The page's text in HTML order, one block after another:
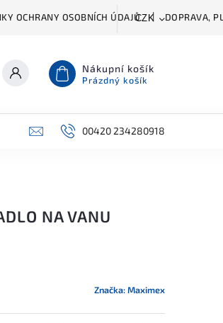
OCHRANY OSOBNÍCH ÚDAJŮ DOPRAVA,
CZK
Nákupní košík
Prázdný košík
PŘÍSLUŠENSTVÍ
00420 234280918
NA VANU
Značka:Maximex